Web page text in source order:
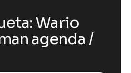
Wario
agenda